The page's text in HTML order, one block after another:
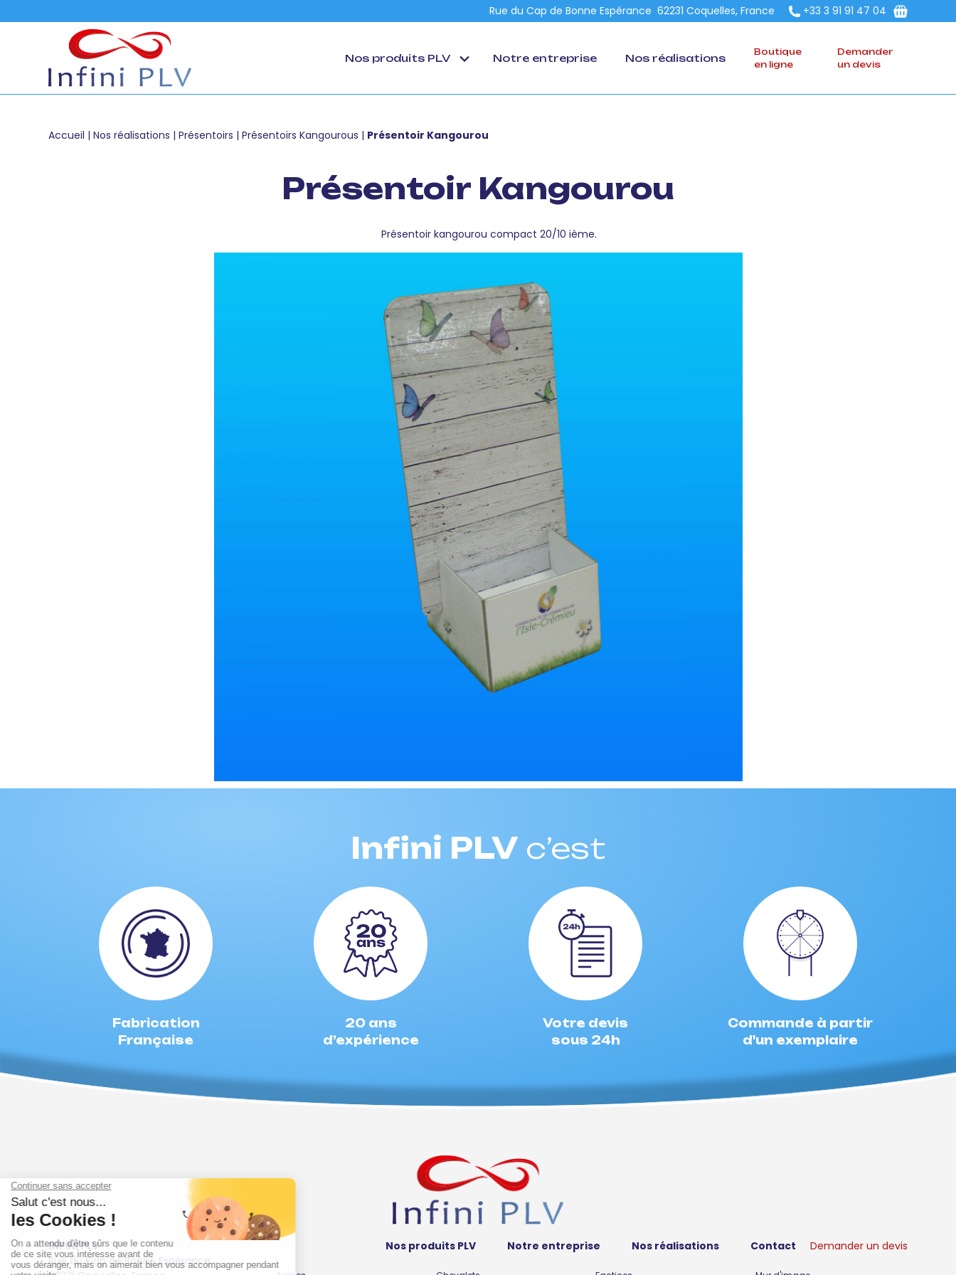
Rue du Cap de Bonne Espérance 62231 Coquelles, France +33 3 91 91 47 04
Nos produits PLV Notre entreprise Nos réalisations
Boutique
en ligne
Demander
un devis
Accueil | Nos réalisations | Présentoirs | Présentoirs Kangourous | Présentoir Kangourou
Présentoir Kangourou
Présentoir kangourou compact 20/10 ième.
Infini PLV c’est
Fabrication
Française
20 ans
d’expérience
Votre devis
sous 24h
Commande à partir
d'un exemplaire
INFINI PLV
Rue du Cap de Bonne Espérance
Nos produits PLV Notre entreprise Nos réalisations Contact Demander un devis